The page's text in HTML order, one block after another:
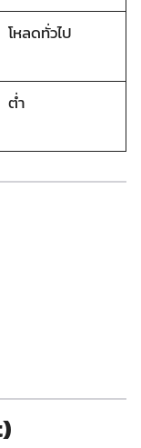
โหลดทั่วไป
ต่ำ